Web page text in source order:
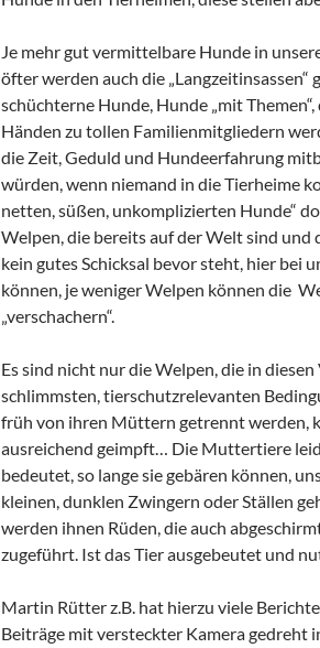
Je mehr gut vermittelbare Hunde in
öfter werden auch die „Langzeitinsassen“
schüchterne Hunde, Hunde „mit
Händen zu tollen Familienmitgliedern
die Zeit, Geduld und Hundeerfahrung
würden, wenn niemand in die Tierheime
netten, süßen, unkomplizierten Hunde“
Welpen, die bereits auf der Welt sind und
kein gutes Schicksal bevor steht, hier bei
können, je weniger Welpen können die
„verschachern“.
Es sind nicht nur die Welpen, die in
schlimmsten, tierschutzrelevanten
früh von ihren Müttern getrennt werden,
ausreichend geimpft… Die Muttertiere
bedeutet, so lange sie gebären können,
kleinen, dunklen Zwingern oder Ställen
werden ihnen Rüden, die auch
zugeführt. Ist das Tier ausgebeutet und
Martin Rütter z.B. hat hierzu viele
Beiträge mit versteckter Kamera gedreht